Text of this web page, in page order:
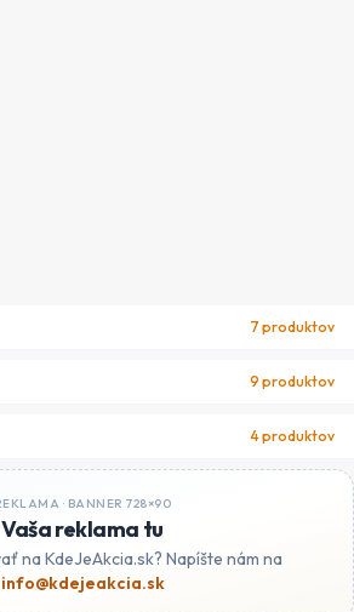
7 produktov
9 produktov
4produktov
· BANNER 728×90
Vaša reklama tu
na KdeJeAkcia.sk? Napíšte nám na
info@kdejeakcia.sk